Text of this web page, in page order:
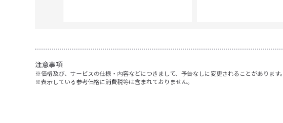
注意事項
価格及び、サービスの仕様・内容などにつきまして、予告なしに変更されることがあります。
表示している参考価格に消費税等は含まれておりません。